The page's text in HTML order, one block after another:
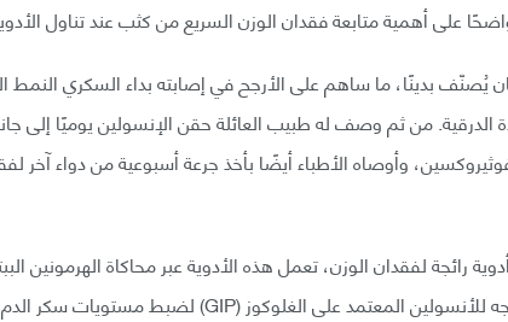
إلى 132 كيلوغرامًا وكان يُصنّف بدينًا، ما ساهم على الأرجح في إصابته بداء السكري النمط
الدرقية. من ثم وصف له طبيب العائلة حقن الإنسولين يوميًا إلى
وأوصاه الأطباء أيضًا بأخذ جرعة أسبوعية من دواء آخر